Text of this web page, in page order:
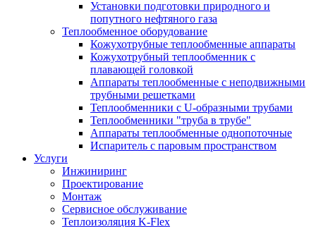
Установки подготовки природного и
попутного нефтяного газа
Теплообменное оборудование
Кожухотрубные теплообменные аппараты
Кожухотрубный теплообменник с
плавающей головкой
Аппараты теплообменные с неподвижными
трубными решетками
Теплообменники с U-образными трубами
Теплообменники "труба в трубе"
Аппараты теплообменные однопоточные
Испаритель с паровым пространством
Услуги
Инжиниринг
Проектирование
Монтаж
Сервисное обслуживание
Теплоизоляция K-Flex